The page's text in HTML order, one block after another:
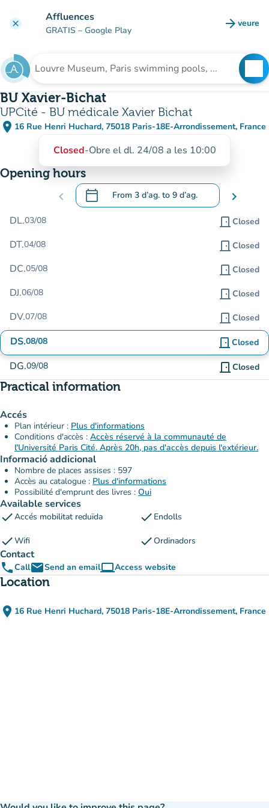
clear Affluences
GRATIS – Google Play arrow_forward veure
(new
Search for an institution
BU Xavier-Bichat
UPCité - BU médicale Xavier Bichat
place 16 Rue Henri Huchard, 75018 Paris-18E-Arrondissement, France
(open in Google Maps)
(new tab)
Closed-Obre el dl. 24/08 a les 10:00
Opening hours
chevron_left calendar_today From 3 d’ag. to 9 d’ag.
.Open the calendar to change dates
chevron_right
DL.03/08 door_front Closed
DT.04/08 door_front Closed
DC.05/08 door_front Closed
DJ.06/08 door_front Closed
DV.07/08 door_front Closed
DS.08/08 door_front Closed
DG.09/08 door_front Closed
Practical information
Accés
Plan intérieur : Plus d'informations
Conditions d'accès : Accès réservé à la communauté de
l'Université Paris Cité. Après 20h, pas d'accès depuis l'extérieur.
Informació addicional
Nombre de places assises : 597
Accès au catalogue : Plus d'informations
Possibilité d'emprunt des livres : Oui
Available services
checkAccés mobilitat reduïda check Endolls
checkWifi checkOrdinadors
Contact
phoneCallemailSend an emailcomputerAccess website
(new tab)
Location
place 16 Rue Henri Huchard, 75018 Paris-18E-Arrondissement, France
(open in Google Maps)
(new tab)